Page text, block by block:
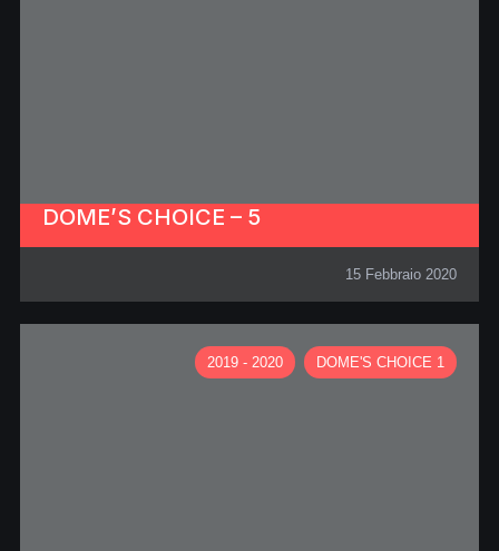
DOME’S CHOICE – 5
15 Febbraio 2020
2019 - 2020 DOME'S CHOICE 1